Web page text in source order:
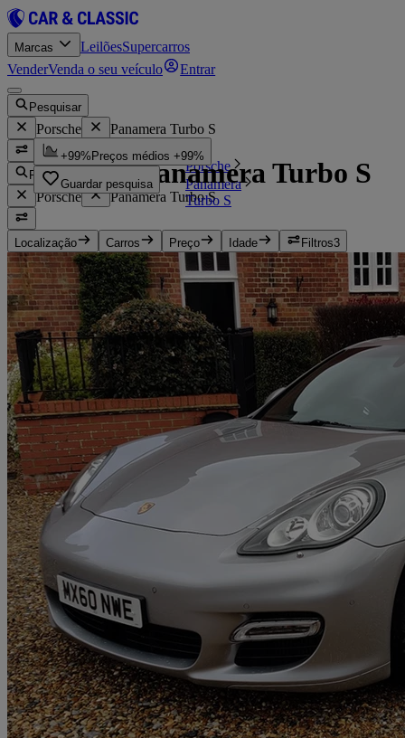
Marcas LeilõesSupercarros
VenderVenda o seu veículo Entrar
Pesquisar
Porsche Panamera Turbo S
Pesquisar
Porsche Panamera Turbo S
Localização Carros Preço Idade Filtros3
...
Porsche
Panamera
Turbo S
Porsche Panamera Turbo S
+99% Preços médios +99%
Guardar pesquisa